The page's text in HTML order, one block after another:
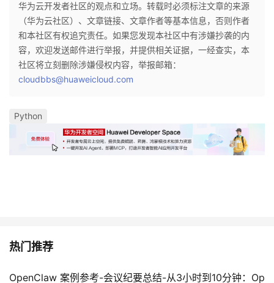
华为云开发者社区的观点和立场。转载时必须标注文章的来源
（华为云社区）、文章链接、文章作者等基本信息，否则作者
和本社区有权追究责任。如果您发现本社区中有涉嫌抄袭的内
容，欢迎发送邮件进行举报，并提供相关证据，一经查实，本
社区将立刻删除涉嫌侵权内容，举报邮箱：
cloudbbs@huaweicloud.com
Python
热门推荐
OpenClaw 案例参考-会议纪要总结-从3小时到10分钟：Op